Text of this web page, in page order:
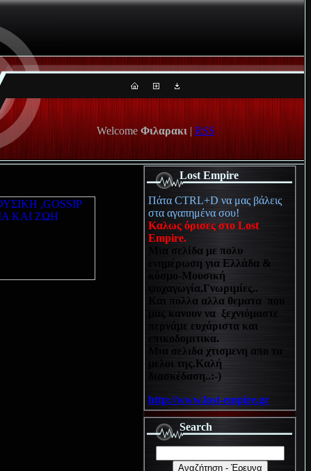
Welcome Φιλαρακι | RSS
Lost Empire
Πάτα CTRL+D να μας βάλεις
στα αγαπημένα σου!
Καλως όρισες στο Lost
Empire.
Μια σελίδα με πολυ
ενημέρωση για Ελλάδα &
κόσμο-Μουσική
ψυχαγωγία,Γνωριμίες..
Και πολλα αλλα θεματα που
μας κανουν να ξεχνιόμαστε
περνάμε ευχάριστα και
επικοδομιτικα.
Μια σελιδα χτισμενη απο τα
μελοι της.Καλή
διασκέδαση..:-)
http://www.lost-empire.gr
Search